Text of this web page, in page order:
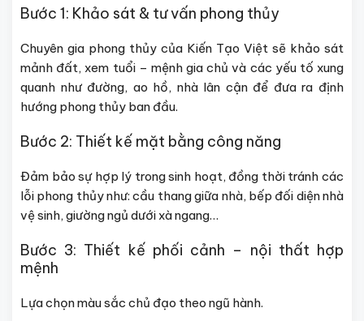
Bước 1: Khảo sát & tư vấn phong thủy
Chuyên gia phong thủy của Kiến Tạo Việt sẽ khảo sát
mảnh đất, xem tuổi – mệnh gia chủ và các yếu tố xung
quanh như đường, ao hồ, nhà lân cận để đưa ra định
hướng phong thủy ban đầu.
Bước 2: Thiết kế mặt bằng công năng
Đảm bảo sự hợp lý trong sinh hoạt, đồng thời tránh các
lỗi phong thủy như: cầu thang giữa nhà, bếp đối diện nhà
vệ sinh, giường ngủ dưới xà ngang…
Bước 3: Thiết kế phối cảnh – nội thất hợp
mệnh
Lựa chọn màu sắc chủ đạo theo ngũ hành.